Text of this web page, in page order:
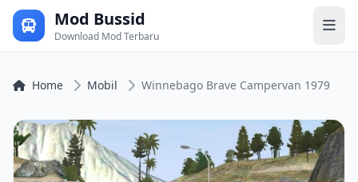
Mod Bussid
Download Mod Terbaru
Home Mobil Winnebago Brave Campervan 1979